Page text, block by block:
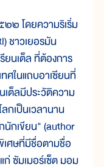
โดยความริเริ่ม
ชาวเยอรมัน
ยนเต็ล ที่ต้องการ
ศในแถบอาเซียนที่
เต็ลมีประวัติความ
กเป็นเวลานาน
นักเขียน" (author
ศษที่มีชื่อตามชื่อ
ซัมเมอร์เซ็ต มอม